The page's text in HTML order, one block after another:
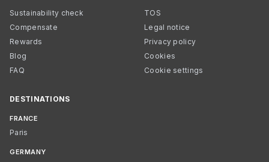
Sustainability check
Compensate
Rewards
Blog
FAQ
TOS
Legal notice
Privacy policy
Cookies
Cookie settings
DESTINATIONS
FRANCE
Paris
GERMANY